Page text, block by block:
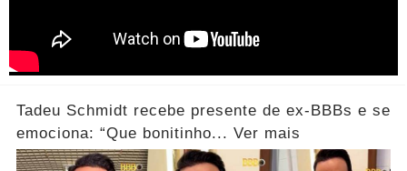
Tadeu Schmidt recebe presente de ex-BBBs e se
emociona: “Que bonitinho... Ver mais